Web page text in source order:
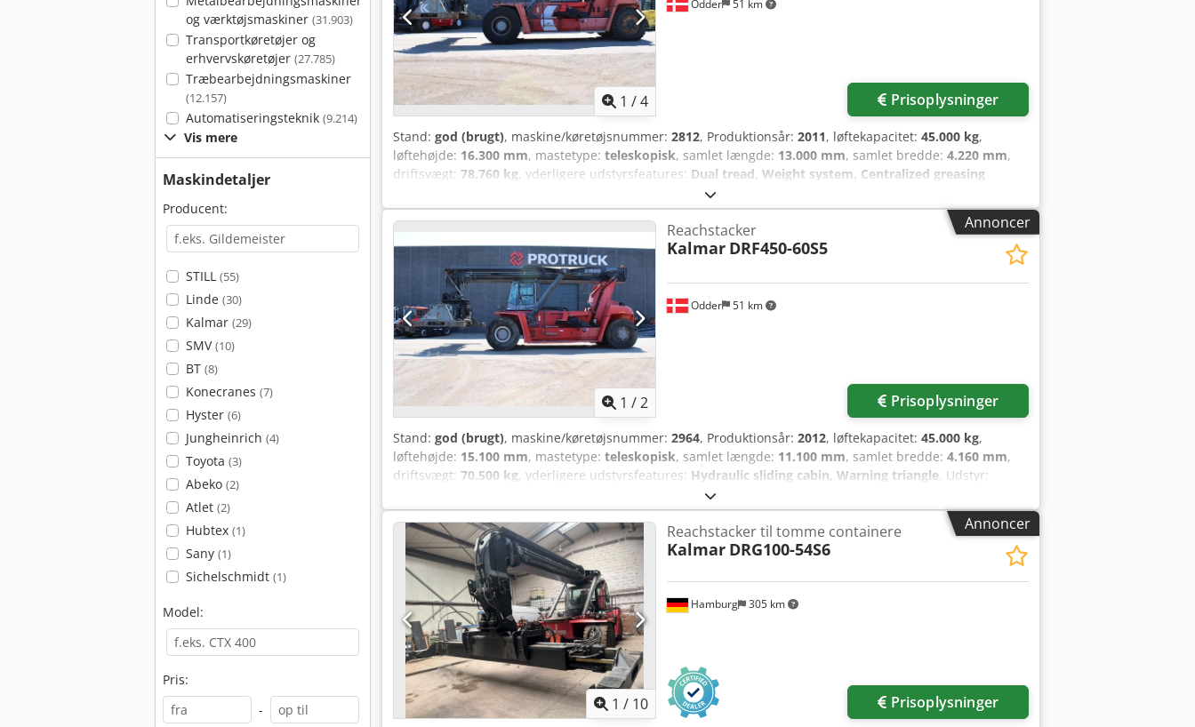
og værktøjsmaskiner (31.903)
Transportkøretøjer og
erhvervskøretøjer (27.785)
Træbearbejdningsmaskiner
(12.157)
Automatiseringsteknik (9.214)
Vis mere
Maskindetaljer
Producent:
STILL (55)
Linde (30)
Kalmar (29)
SMV(10)
BT (8)
Konecranes (7)
Hyster (6)
Jungheinrich (4)
Toyota (3)
Abeko (2)
Atlet (2)
Hubtex (1)
Sany (1)
Sichelschmidt (1)
Model:
Pris:
-
1 /4
Odder 51 km
Prisoplysninger
Stand: god (brugt), maskine/køretøjsnummer: 2812, Produktionsår: 2011, løftekapacitet: 45.000 kg,
løftehøjde: 16.300 mm, mastetype: teleskopisk, samlet længde: 13.000 mm, samlet bredde: 4.220 mm,
driftsvægt: 78.760 kg, yderligere udstyrsfeatures: Dual tread, Weight system, Centralized greasing
, Kalmar DRF450-65S6X from Uniktruck Wheel type –
Drive wheel: Pneumatic Wheel type – Steering wheel: Pneumatic Wheel size – Drive wheel: 18.00-33
Csdpfeyuhuwex Am Terf Wheel size – Steering wheel: 18.00-33
Annoncer
1 /2
Odder 51 km
Reachstacker
Kalmar DRF450-60S5
Prisoplysninger
Stand: god (brugt), maskine/køretøjsnummer: 2964, Produktionsår: 2012, løftekapacitet: 45.000 kg,
løftehøjde: 15.100 mm, mastetype: teleskopisk, samlet længde: 11.100 mm, samlet bredde: 4.160 mm,
driftsvægt: 70.500 kg, yderligere udstyrsfeatures: Hydraulic sliding cabin, Warning triangle, Udstyr:
, Kalmar DRF450-60S5 from Uniktruck Codjyuh Abopfx Am Tjrf Wheel type – Drive wheel:
Pneumatic Wheel type – Steering wheel: Pneumatic Wheel size – Drive wheel: 18.00-25 Wheel size –
Steering wheel: 18.00-25
Annoncer
1 / 10
Hamburg 305 km
Reachstacker til tomme containere
Kalmar DRG100-54S6
Prisoplysninger